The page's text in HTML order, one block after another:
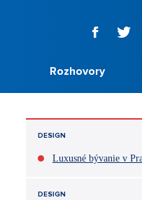
Rozhovory
DESIGN
Luxusné bývanie v
DESIGN